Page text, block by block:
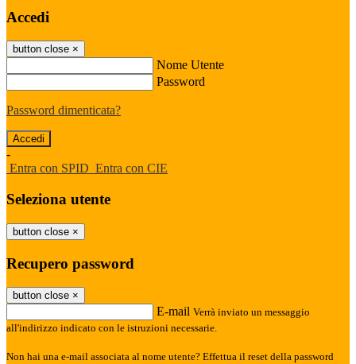
Accedi
button close ×
Nome Utente
Password
Password dimenticata?
-
Entra con SPID Entra con CIE
Seleziona utente
button close ×
Recupero password
button close ×
E-mail Verrà inviato un messaggio
all'indirizzo indicato con le istruzioni necessarie.
Non hai una e-mail associata al nome utente? Effettua il reset della password